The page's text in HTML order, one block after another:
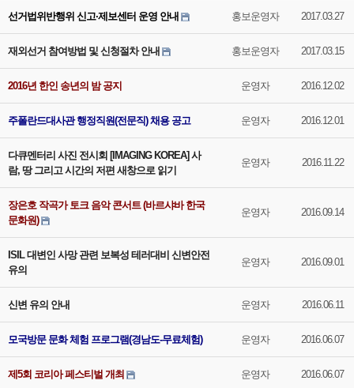
선거법위반행위 신고·제보센터 운영 안내 홍보운영자 2017.03.27
재외선거 참여방법 및 신청절차 안내 홍보운영자 2017.03.15
2016년 한인 송년의 밤 공지 운영자 2016.12.02
주폴란드대사관 행정직원(전문직) 채용 공고 운영자 2016.12.01
다큐멘터리 사진 전시회 [IMAGING KOREA] 사
람, 땅 그리고 시간의 저편 새창으로 읽기
운영자 2016.11.22
장은호 작곡가 토크 음악 콘서트 (바르샤바 한국
문화원)
운영자 2016.09.14
ISIL 대변인 사망 관련 보복성 테러대비 신변안전
유의
운영자 2016.09.01
신변 유의 안내 운영자 2016.06.11
모국방문 문화 체험 프로그램(경남도-무료체험) 운영자 2016.06.07
제5회 코리아 페스티벌 개최 운영자 2016.06.07